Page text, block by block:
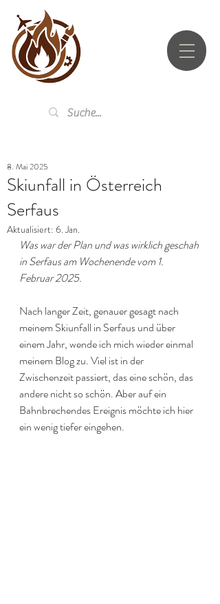
Skiunfall in Österreich
Serfaus
8. Mai 2025
Aktualisiert: 6. Jan.
Was war der Plan und was wirklich geschah
in Serfaus am Wochenende vom 1.
Februar 2025.
Nach langer Zeit, genauer gesagt nach
meinem Skiunfall in Serfaus und über
einem Jahr, wende ich mich wieder einmal
meinem Blog zu. Viel ist in der
Zwischenzeit passiert, das eine schön, das
andere nicht so schön. Aber auf ein
Bahnbrechendes Ereignis möchte ich hier
ein wenig tiefer eingehen.